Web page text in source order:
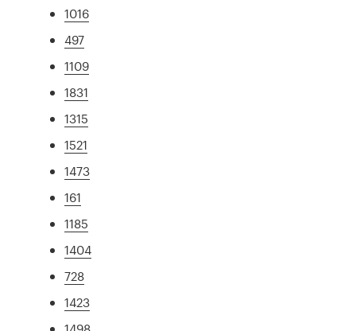
1016
497
1109
1831
1315
1521
1473
161
1185
1404
728
1423